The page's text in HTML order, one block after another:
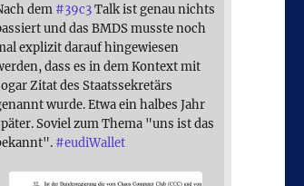
dem #39c3Talk ist genau nichts
und das BMDS musste noch
explizit darauf hingewiesen
dass es in dem Kontext mit
Zitat des Staatssekretärs
wurde. Etwa ein halbes Jahr
Soviel zum Thema "uns ist das
#eudiWallet